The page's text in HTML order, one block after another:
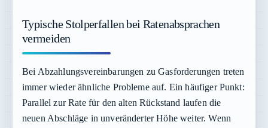
Typische Stolperfallen bei Ratenabsprachen
vermeiden
Bei Abzahlungsvereinbarungen zu Gasforderungen treten
immer wieder ähnliche Probleme auf. Ein häufiger Punkt:
Parallel zur Rate für den alten Rückstand laufen die
neuen Abschläge in unveränderter Höhe weiter. Wenn